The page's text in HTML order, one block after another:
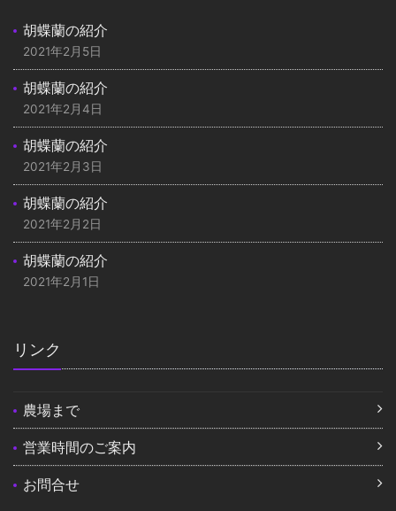
胡蝶蘭の紹介
2021年2月5日
胡蝶蘭の紹介
2021年2月4日
胡蝶蘭の紹介
2021年2月3日
胡蝶蘭の紹介
2021年2月2日
胡蝶蘭の紹介
2021年2月1日
リンク
農場まで
営業時間のご案内
お問合せ